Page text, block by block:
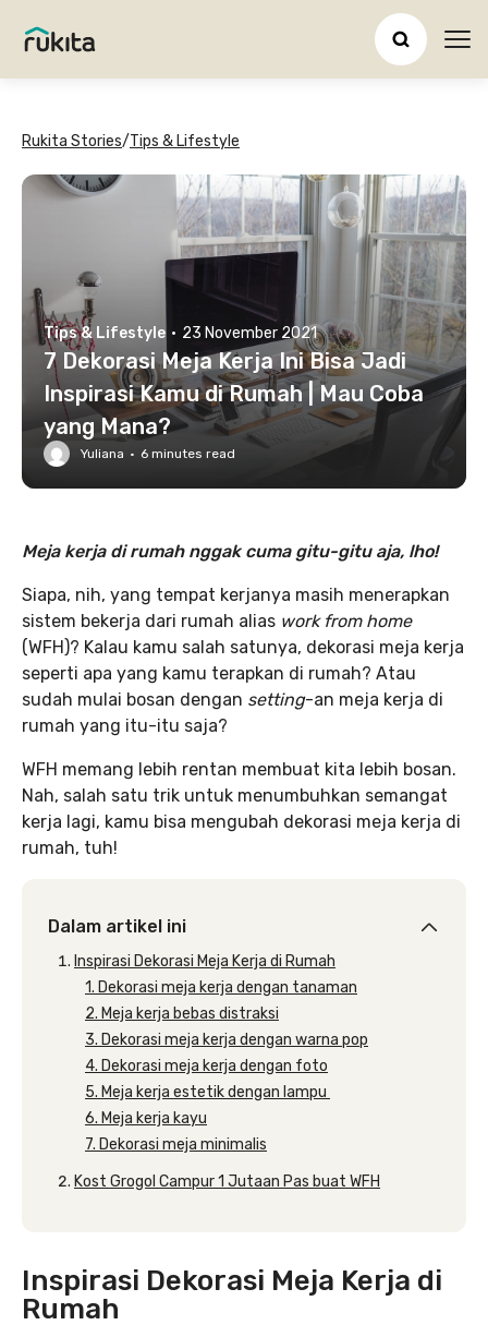
Rukita Stories/Tips & Lifestyle
Tips & Lifestyle · 23 November 2021
7 Dekorasi Meja Kerja Ini Bisa Jadi
Inspirasi Kamu di Rumah | Mau Coba
yang Mana?
Yuliana · 6 minutes read
Meja kerja di rumah nggak cuma gitu-gitu aja, lho!
Siapa, nih, yang tempat kerjanya masih menerapkan
sistem bekerja dari rumah alias work from home
(WFH)? Kalau kamu salah satunya, dekorasi meja kerja
seperti apa yang kamu terapkan di rumah? Atau
sudah mulai bosan dengan setting-an meja kerja di
rumah yang itu-itu saja?
WFH memang lebih rentan membuat kita lebih bosan.
Nah, salah satu trik untuk menumbuhkan semangat
kerja lagi, kamu bisa mengubah dekorasi meja kerja di
rumah, tuh!
Dalam artikel ini
Inspirasi Dekorasi Meja Kerja di Rumah
1. Dekorasi meja kerja dengan tanaman
2. Meja kerja bebas distraksi
3. Dekorasi meja kerja dengan warna pop
4. Dekorasi meja kerja dengan foto
5. Meja kerja estetik dengan lampu
6. Meja kerja kayu
7. Dekorasi meja minimalis
Kost Grogol Campur 1 Jutaan Pas buat WFH
Inspirasi Dekorasi Meja Kerja di
Rumah